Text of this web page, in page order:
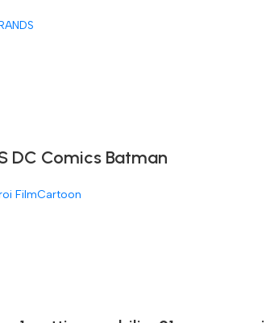
DC Comics Batman
FilmCartoon